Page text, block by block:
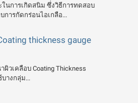
นการเกิดสนิม ซึ่งวิธีการทดสอบ
การกัดกร่อนไอเกลือ...
thickness gauge
ผิวเคลือบ Coating Thickness
บางกลุ่ม...